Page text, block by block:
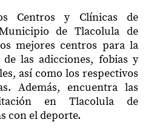
Centros y Clínicas de
de Tlacolula de
mejores centros para la
las adicciones, fobias y
así como los respectivos
Además, encuentra las
en Tlacolula de
con el deporte.